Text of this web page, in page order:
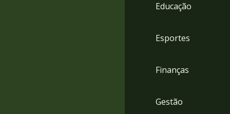
Educação
Esportes
Finanças
Gestão